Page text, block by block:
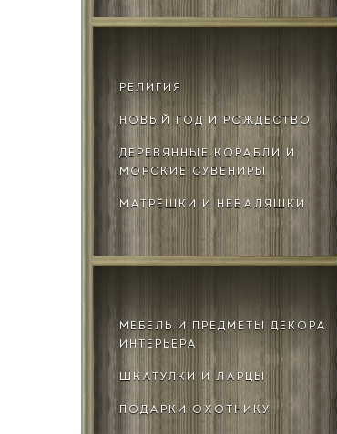
РЕЛИГИЯ
НОВЫЙ ГОД И РОЖДЕСТВО
ДЕРЕВЯННЫЕ КОРАБЛИ И
МОРСКИЕ СУВЕНИРЫ
МАТРЁШКИ И НЕВАЛЯШКИ
МЕБЕЛЬ И ПРЕДМЕТЫ ДЕКОРА
ИНТЕРЬЕРА
ШКАТУЛКИ И ЛАРЦЫ
ПОДАРКИ ОХОТНИКУ